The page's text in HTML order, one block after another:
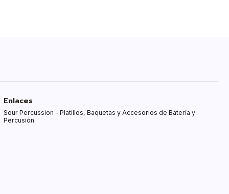
Enlaces
Sour Percussion - Platillos, Baquetas y Accesorios de Batería y
Percusión